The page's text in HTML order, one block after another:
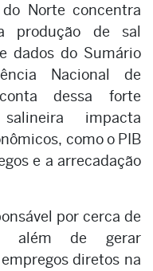
Norte concentra
produção de sal
dados do Sumário
Nacional de
dessa forte
impacta
como o PIB
e a arrecadação
por cerca de
além de gerar
diretos na